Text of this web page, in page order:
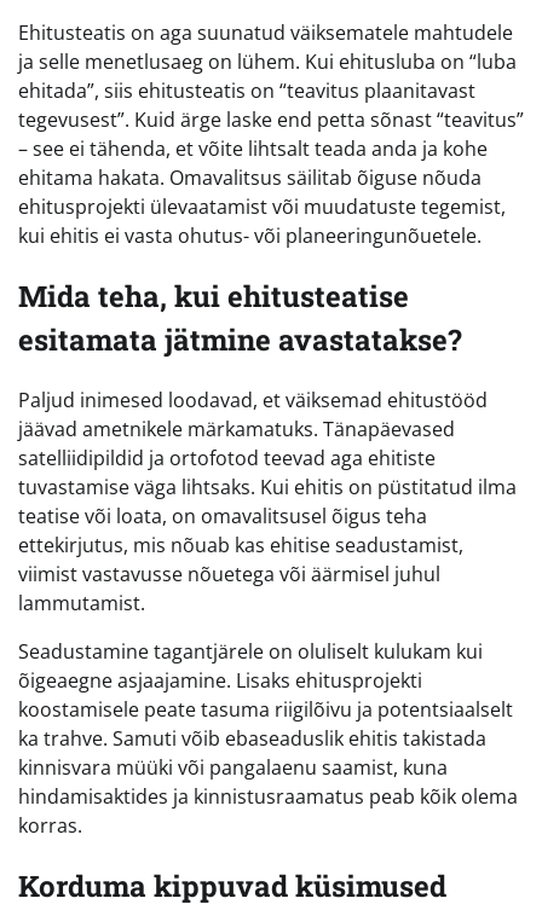
Ehitusteatis on aga suunatud väiksematele mahtudele
ja selle menetlusaeg on lühem. Kui ehitusluba on “luba
ehitada”, siis ehitusteatis on “teavitus plaanitavast
tegevusest”. Kuid ärge laske end petta sõnast “teavitus”
– see ei tähenda, et võite lihtsalt teada anda ja kohe
ehitama hakata. Omavalitsus säilitab õiguse nõuda
ehitusprojekti ülevaatamist või muudatuste tegemist,
kui ehitis ei vasta ohutus- või planeeringunõuetele.
Mida teha, kui ehitusteatise
esitamata jätmine avastatakse?
Paljud inimesed loodavad, et väiksemad ehitustööd
jäävad ametnikele märkamatuks. Tänapäevased
satelliidipildid ja ortofotod teevad aga ehitiste
tuvastamise väga lihtsaks. Kui ehitis on püstitatud ilma
teatise või loata, on omavalitsusel õigus teha
ettekirjutus, mis nõuab kas ehitise seadustamist,
viimist vastavusse nõuetega või äärmisel juhul
lammutamist.
Seadustamine tagantjärele on oluliselt kulukam kui
õigeaegne asjaajamine. Lisaks ehitusprojekti
koostamisele peate tasuma riigilõivu ja potentsiaalselt
ka trahve. Samuti võib ebaseaduslik ehitis takistada
kinnisvara müüki või pangalaenu saamist, kuna
hindamisaktides ja kinnistusraamatus peab kõik olema
korras.
Korduma kippuvad küsimused